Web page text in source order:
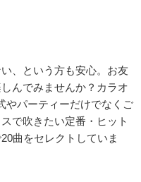
、という方も安心。お友
んでみませんか？カラオ
やパーティーだけでなくご
で吹きたい定番・ヒット
曲をセレクトしていま